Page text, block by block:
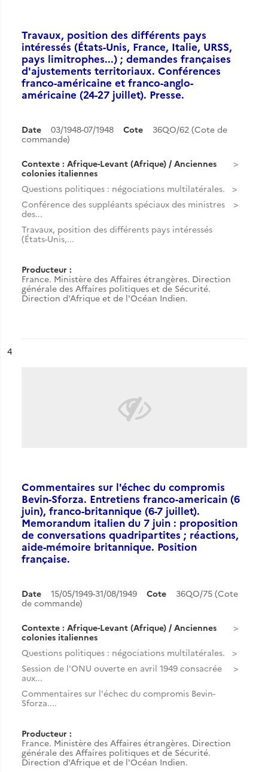
Travaux, position des différents pays
intéressés (États-Unis, France, Italie, URSS,
pays limitrophes...) ; demandes françaises
d'ajustements territoriaux. Conférences
franco-américaine et franco-anglo-
américaine (24-27 juillet). Presse.
Date 03/1948-07/1948 Cote
36QO/62 (Cote de
commande)
Contexte : Afrique-Levant (Afrique) / Anciennes
colonies italiennes
Questions politiques : négociations multilatérales.
Conférence des suppléants spéciaux des ministres
des...
Travaux, position des différents pays intéressés
(États-Unis,...
Producteur :
France. Ministère des Affaires étrangères. Direction
générale des Affaires politiques et de Sécurité.
Direction d'Afrique et de l'Océan Indien.
n°
4
Commentaires sur l'échec du compromis
Bevin-Sforza. Entretiens franco-americain (6
juin), franco-britannique (6-7 juillet).
Memorandum italien du 7 juin : proposition
de conversations quadripartites ; réactions,
aide-mémoire britannique. Position
française.
Date 15/05/1949-31/08/1949 Cote
36QO/75 (Cote
de commande)
Contexte : Afrique-Levant (Afrique) / Anciennes
colonies italiennes
Questions politiques : négociations multilatérales.
Session de l'ONU ouverte en avril 1949 consacrée
aux...
Commentaires sur l'échec du compromis Bevin-
Sforza....
Producteur :
France. Ministère des Affaires étrangères. Direction
générale des Affaires politiques et de Sécurité.
Direction d'Afrique et de l'Océan Indien.